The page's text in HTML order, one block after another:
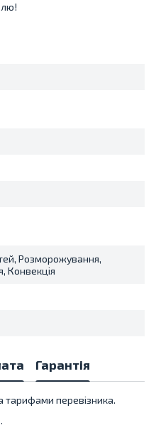
Розморожування,
Конвекція
Гарантія
тарифами перевізника.